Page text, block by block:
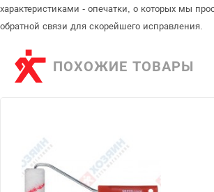
характеристиками - опечатки, о которых мы
обратной связи для скорейшего исправления.
ПОХОЖИЕ ТОВАРЫ